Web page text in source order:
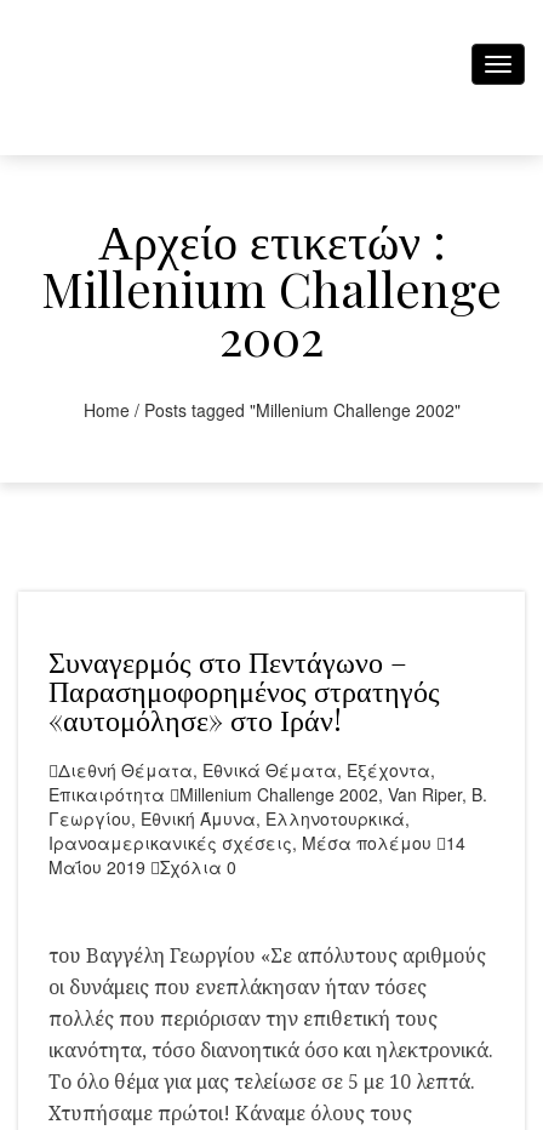
Αρχείο ετικετών :
Millenium Challenge
2002
Home / Posts tagged "Millenium Challenge 2002"
Συναγερμός στο Πεντάγωνο –
Παρασημοφορημένος στρατηγός
«αυτομόλησε» στο Ιράν!
Διεθνή Θέματα, Εθνικά Θέματα, Εξέχοντα,
Επικαιρότητα
Millenium Challenge 2002, Van Riper, Β.
Γεωργίου, Εθνική Άμυνα, Ελληνοτουρκικά,
Ιρανοαμερικανικές σχέσεις, Μέσα πολέμου
14
Μαΐου 2019
Σχόλια 0
του Βαγγέλη Γεωργίου «Σε απόλυτους αριθμούς
οι δυνάμεις που ενεπλάκησαν ήταν τόσες
πολλές που περιόρισαν την επιθετική τους
ικανότητα, τόσο διανοητικά όσο και ηλεκτρονικά.
Το όλο θέμα για μας τελείωσε σε 5 με 10 λεπτά.
Χτυπήσαμε πρώτοι! Κάναμε όλους τους